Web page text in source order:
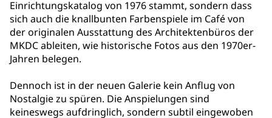
Einrichtungskatalog von 1976 stammt, sondern dass
sich auch die knallbunten Farbenspiele im Café von
der originalen Ausstattung des Architektenbüros der
MKDC ableiten, wie historische Fotos aus den 1970er-
Jahren belegen.
Dennoch ist in der neuen Galerie kein Anflug von
Nostalgie zu spüren. Die Anspielungen sind
keineswegs aufdringlich, sondern subtil eingewoben